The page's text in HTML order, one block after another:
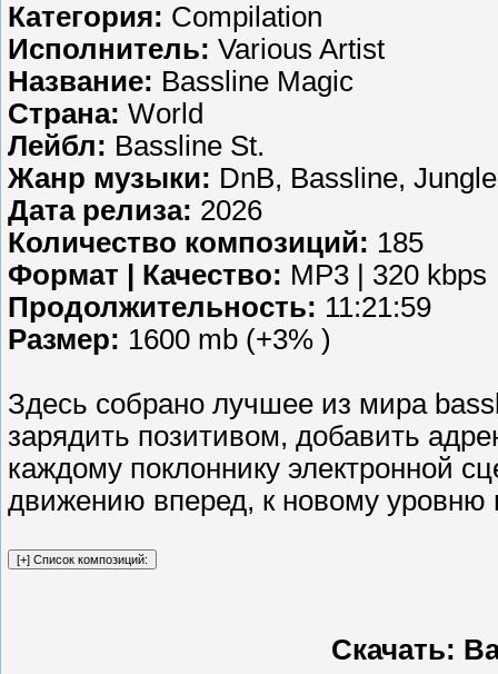
Категория: Compilation
Исполнитель: Various Artist
Название: Bassline Magic
Страна: World
Лейбл: Bassline St.
Жанр музыки: DnB, Bassline,
Дата релиза: 2026
Количество композиций: 185
Формат | Качество: MP3 | 320 kbps
Продолжительность: 11:21:59
Размер: 1600 mb (+3% )
Здесь собрано лучшее из мира
зарядить позитивом, добавить
каждому поклоннику электронной
движению вперед, к новому уровню
Скачать: